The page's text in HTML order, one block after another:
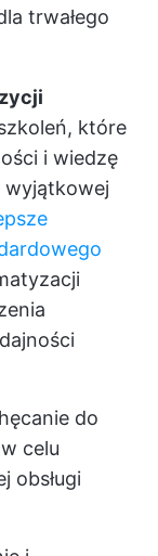
trwałego
które
i wiedzę
wyjątkowej
do
celu
obsługi